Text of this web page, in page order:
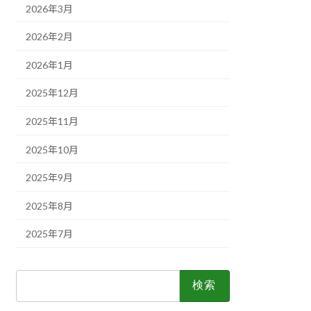
2026年3月
2026年2月
2026年1月
2025年12月
2025年11月
2025年10月
2025年9月
2025年8月
2025年7月